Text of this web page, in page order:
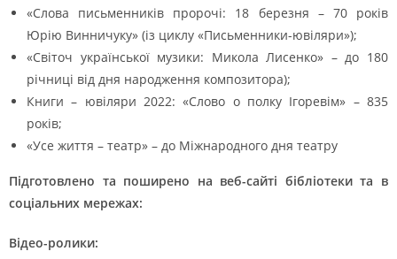
«Слова письменників пророчі: 18 березня – 70 років
Юрію Винничуку» (із циклу «Письменники-ювіляри»);
«Світоч української музики: Микола Лисенко» – до 180
річниці від дня народження композитора);
Книги – ювіляри 2022: «Слово о полку Ігоревім» – 835
років;
«Усе життя – театр» – до Міжнародного дня театру
Підготовлено та поширено на веб-сайті бібліотеки та в
соціальних мережах:
Відео-ролики: